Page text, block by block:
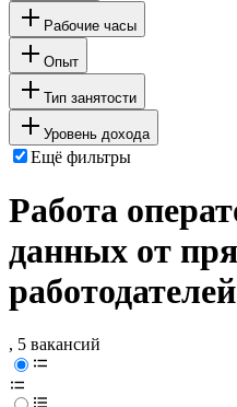
Рабочие часы
Опыт
Тип занятости
Уровень дохода
Ещё фильтры
Работа
данных от
, 5 вакансий